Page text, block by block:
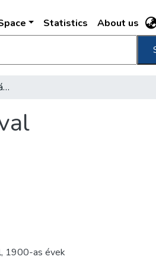
Statistics About us
A teremépület a Kapisztrán-szobor mintájával
, 1900-as évek